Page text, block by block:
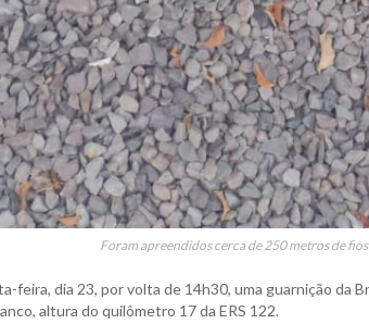
Foram apreendidos cerca de 250 metros de
feira, dia 23, por volta de 14h30, uma guarnição da
altura do quilômetro 17 da ERS 122.